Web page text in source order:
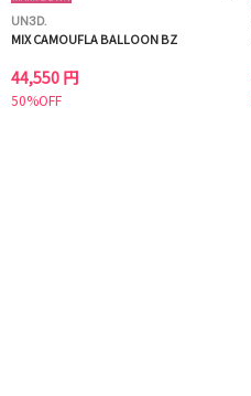
UN3D.
MIX CAMOUFLA BALLOON BZ
44,550 円
50%OFF